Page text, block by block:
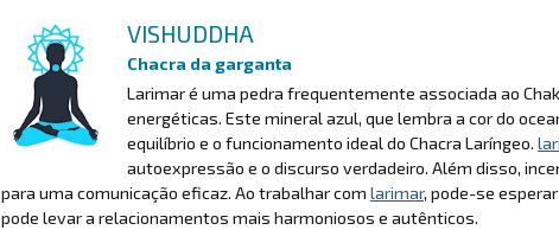
VISHUDDHA
Chacra da garganta
Larimar é uma pedra frequentemente associada ao
energéticas. Este mineral azul, que lembra a cor do
equilíbrio e o funcionamento ideal do Chacra Laríngeo.
autoexpressão e o discurso verdadeiro. Além disso,
para uma comunicação eficaz. Ao trabalhar com larimar, pode-se
pode levar a relacionamentos mais harmoniosos e autênticos.